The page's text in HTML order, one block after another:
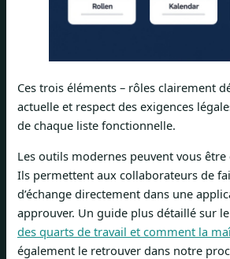
Ces trois éléments – rôles clairement
actuelle et respect des exigences
de chaque liste fonctionnelle.
Les outils modernes peuvent vous être
Ils permettent aux collaborateurs de
d’échange directement dans une
approuver. Un guide plus détaillé sur
des quarts de travail et comment la
également le retrouver dans notre